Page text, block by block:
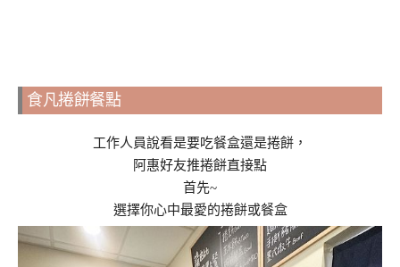
食凡捲餅餐點
工作人員說看是要吃餐盒還是捲餅，
阿惠好友推捲餅直接點
首先~
選擇你心中最愛的捲餅或餐盒